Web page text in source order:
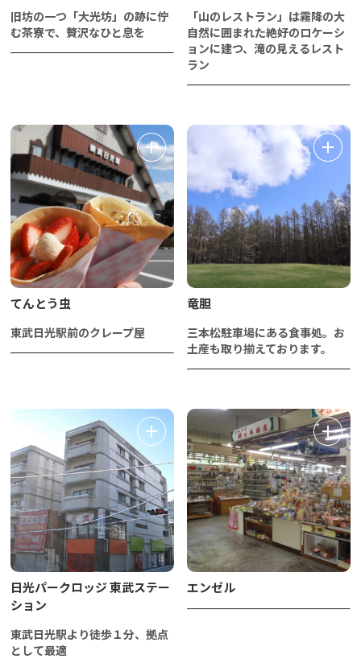
旧坊の一つ「大光坊」の跡に佇
む茶寮で、贅沢なひと息を
「山のレストラン」は霧降の大
自然に囲まれた絶好のロケーシ
ョンに建つ、滝の見えるレスト
ラン
てんとう虫
東武日光駅前のクレープ屋
竜胆
三本松駐車場にある食事処。お
土産も取り揃えております。
日光パークロッジ 東武ステー
ション
東武日光駅より徒歩１分、拠点
として最適
エンゼル